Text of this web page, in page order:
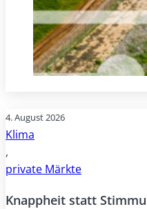
4. August 2026
Klima
,
private Märkte
Knappheit statt